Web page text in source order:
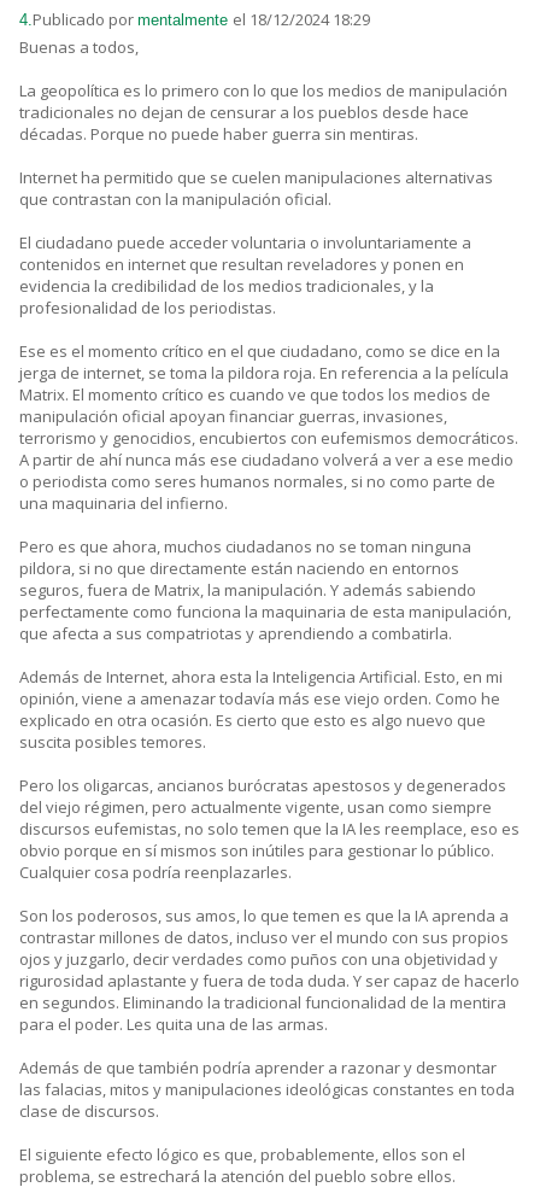
4.Publicado por mentalmente el 18/12/2024 18:29
Buenas a todos,
La geopolítica es lo primero con lo que los medios de manipulación
tradicionales no dejan de censurar a los pueblos desde hace
décadas. Porque no puede haber guerra sin mentiras.
Internet ha permitido que se cuelen manipulaciones alternativas
que contrastan con la manipulación oficial.
El ciudadano puede acceder voluntaria o involuntariamente a
contenidos en internet que resultan reveladores y ponen en
evidencia la credibilidad de los medios tradicionales, y la
profesionalidad de los periodistas.
Ese es el momento crítico en el que ciudadano, como se dice en la
jerga de internet, se toma la pildora roja. En referencia a la película
Matrix. El momento crítico es cuando ve que todos los medios de
manipulación oficial apoyan financiar guerras, invasiones,
terrorismo y genocidios, encubiertos con eufemismos democráticos.
A partir de ahí nunca más ese ciudadano volverá a ver a ese medio
o periodista como seres humanos normales, si no como parte de
una maquinaria del infierno.
Pero es que ahora, muchos ciudadanos no se toman ninguna
pildora, si no que directamente están naciendo en entornos
seguros, fuera de Matrix, la manipulación. Y además sabiendo
perfectamente como funciona la maquinaria de esta manipulación,
que afecta a sus compatriotas y aprendiendo a combatirla.
Además de Internet, ahora esta la Inteligencia Artificial. Esto, en mi
opinión, viene a amenazar todavía más ese viejo orden. Como he
explicado en otra ocasión. Es cierto que esto es algo nuevo que
suscita posibles temores.
Pero los oligarcas, ancianos burócratas apestosos y degenerados
del viejo régimen, pero actualmente vigente, usan como siempre
discursos eufemistas, no solo temen que la IA les reemplace, eso es
obvio porque en sí mismos son inútiles para gestionar lo público.
Cualquier cosa podría reenplazarles.
Son los poderosos, sus amos, lo que temen es que la IA aprenda a
contrastar millones de datos, incluso ver el mundo con sus propios
ojos y juzgarlo, decir verdades como puños con una objetividad y
rigurosidad aplastante y fuera de toda duda. Y ser capaz de hacerlo
en segundos. Eliminando la tradicional funcionalidad de la mentira
para el poder. Les quita una de las armas.
Además de que también podría aprender a razonar y desmontar
las falacias, mitos y manipulaciones ideológicas constantes en toda
clase de discursos.
El siguiente efecto lógico es que, probablemente, ellos son el
problema, se estrechará la atención del pueblo sobre ellos.